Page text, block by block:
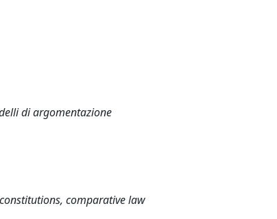
di argomentazione
comparative law